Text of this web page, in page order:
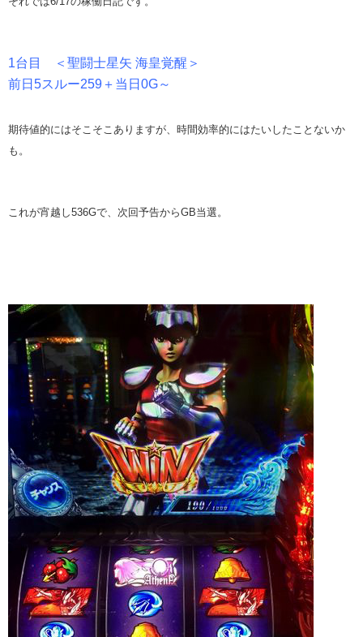
1台目 ＜聖闘士星矢 海皇覚醒＞
前日5スルー259＋当日0G～
期待値的にはそこそこありますが、時間効率的にはたいしたことないか
も。
これが宵越し536Gで、次回予告からGB当選。